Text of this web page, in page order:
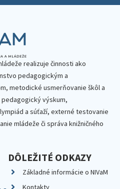
realizuje činnosti ako
pedagogickým a
metodické usmerňovanie škôl a
výskum,
a súťaží, externé testovanie
mládeže či správa knižničného
DÔLEŽITÉ ODKAZY
Základné informácie o NIVaM
Kontakty